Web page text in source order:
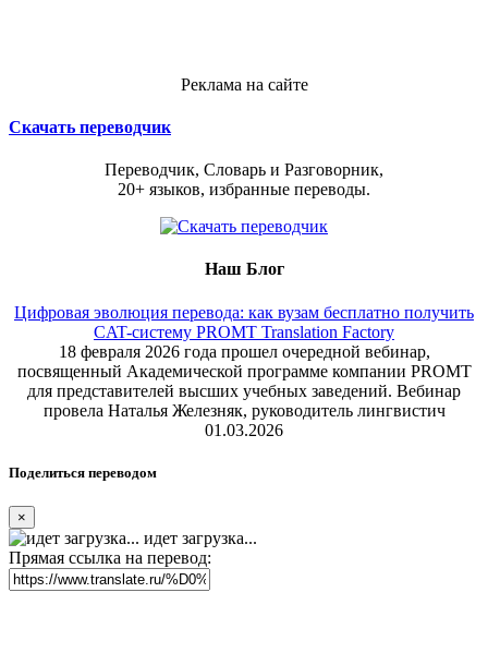
Реклама на сайте
Скачать переводчик
Переводчик, Словарь и Разговорник,
20+ языков, избранные переводы.
Наш Блог
Цифровая эволюция перевода: как вузам бесплатно получить
CAT-систему PROMT Translation Factory
18 февраля 2026 года прошел очередной вебинар,
посвященный Академической программе компании PROMT
для представителей высших учебных заведений. Вебинар
провела Наталья Железняк, руководитель лингвистич
01.03.2026
Поделиться переводом
×
идет загрузка...
Прямая ссылка на перевод: